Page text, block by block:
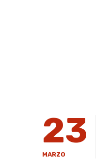
23
MARZO